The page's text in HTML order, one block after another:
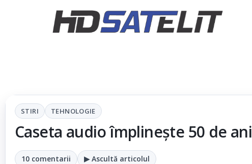
STIRI TEHNOLOGIE
Caseta audio împlinește 50 de ani
10 comentarii ▶ Ascultă articolul